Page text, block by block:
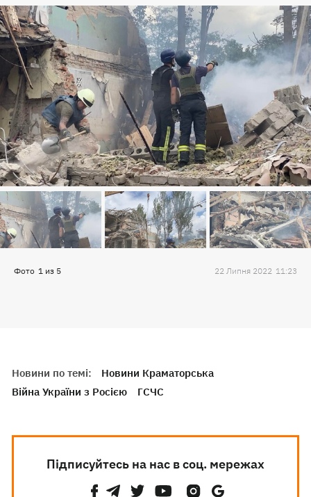
Фото 1 из 5 22 Липня 2022 11:23
Новини по темі:
Новини Краматорська
Війна України з Росією
ГСЧС
Підписуйтесь на нас в соц. мережах